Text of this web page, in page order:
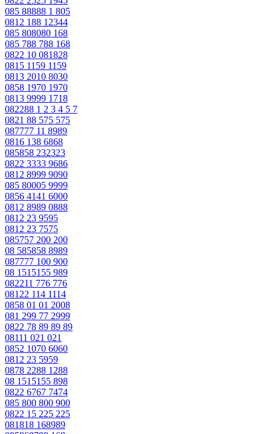
085 88888 1 805
0812 188 12344
085 808080 168
085 788 788 168
0822 10 081828
0815 1159 1159
0813 2010 8030
0858 1970 1970
0813 9999 1718
082288 1 2 3 4 5 7
0821 88 575 575
087777 11 8989
0816 138 6868
085858 232323
0822 3333 9686
0812 8999 9090
085 80005 9999
0856 4141 6000
0812 8989 0888
0812 23 9595
0812 23 7575
085757 200 200
08 585858 8989
087777 100 900
08 1515155 989
082211 776 776
08122 114 1114
0858 01 01 2008
081 299 77 2999
0822 78 89 89 89
08111 021 021
0852 1070 6060
0812 23 5959
0878 2288 1288
08 1515155 898
0822 6767 7474
085 800 800 900
0822 15 225 225
081818 168989